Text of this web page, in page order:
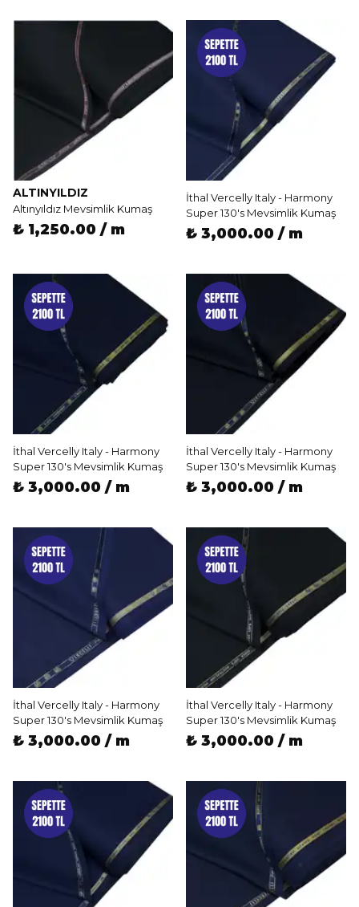
ALTINYILDIZ
Altınyıldız Mevsimlik Kumaş
₺ 1,250.00 / m
İthal Vercelly Italy - Harmony
Super 130's Mevsimlik Kumaş
₺ 3,000.00 / m
İthal Vercelly Italy - Harmony
Super 130's Mevsimlik Kumaş
₺ 3,000.00 / m
İthal Vercelly Italy - Harmony
Super 130's Mevsimlik Kumaş
₺ 3,000.00 / m
İthal Vercelly Italy - Harmony
Super 130's Mevsimlik Kumaş
₺ 3,000.00 / m
İthal Vercelly Italy - Harmony
Super 130's Mevsimlik Kumaş
₺ 3,000.00 / m